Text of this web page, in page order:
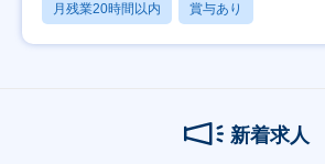
月残業20時間以内 賞与あり
新着求人